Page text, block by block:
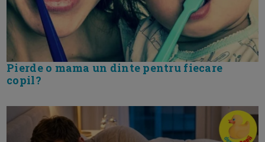
Pierde o mama un dinte pentru fiecare
copil?